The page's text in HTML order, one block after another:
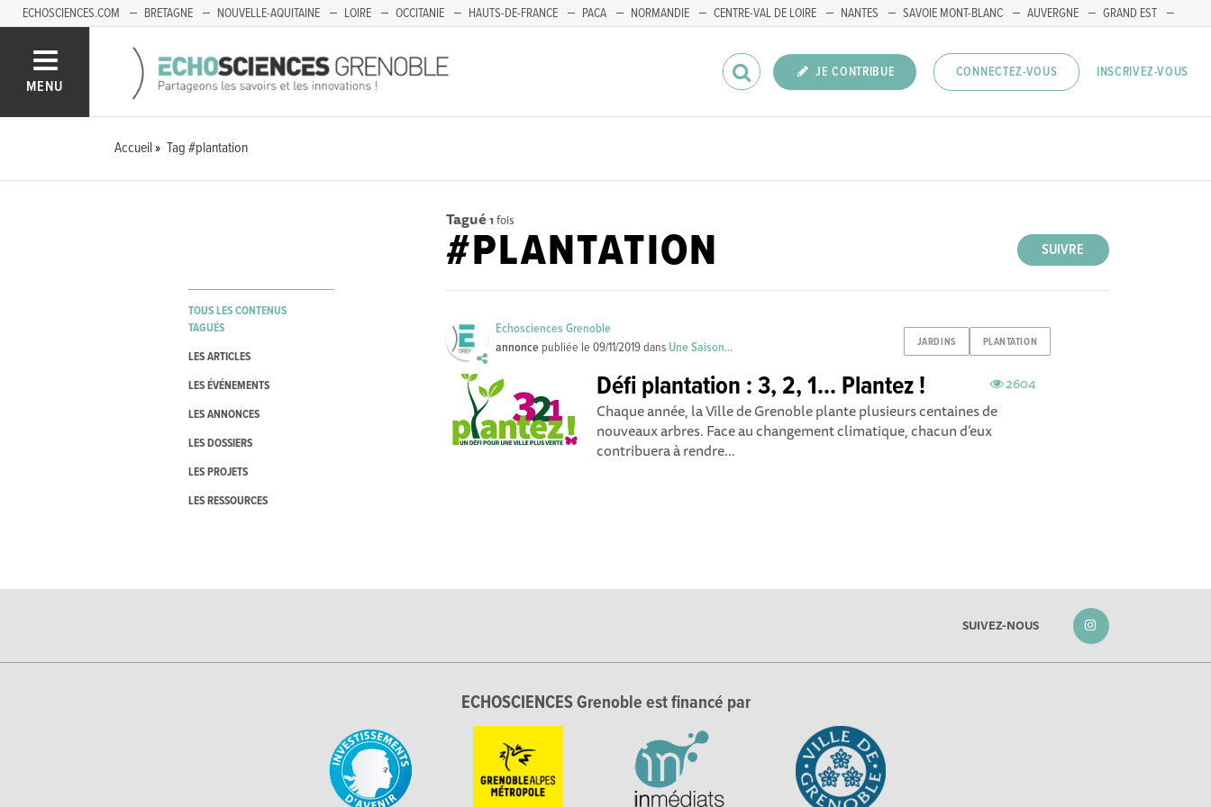
ECHOSCIENCES.COM BRETAGNE NOUVELLE-AQUITAINE LOIRE OCCITANIE HAUTS-DE-FRANCE PACA NORMANDIE CENTRE-VAL DE LOIRE NANTES SAVOIE MONT-BLANC AUVERGNE
GRAND EST
MENU
JE CONTRIBUE CONNECTEZ-VOUS INSCRIVEZ-VOUS
Accueil Tag #plantation
TOUS LES CONTENUS
TAGUÉS
LES ARTICLES
LES ÉVÉNEMENTS
LES ANNONCES
LES DOSSIERS
LES PROJETS
LES RESSOURCES
Tagué 1 fois
SUIVRE
#PLANTATION
JARDINS PLANTATION
Echosciences Grenoble
annonce publiée le09/11/2019dans Une Saison...
2604
Défi plantation : 3, 2, 1... Plantez !
Chaque année, la Ville de Grenoble plante plusieurs centaines de
nouveaux arbres. Face au changement climatique, chacun d’eux
contribuera à rendre...
SUIVEZ-NOUS
ECHOSCIENCES Grenoble est financé par